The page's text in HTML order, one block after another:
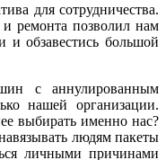
для сотрудничества.
ремонта позволил нам
и обзавестись большой
с аннулированным
нашей организации.
выбирать именно нас?
людям пакеты
личными причинами